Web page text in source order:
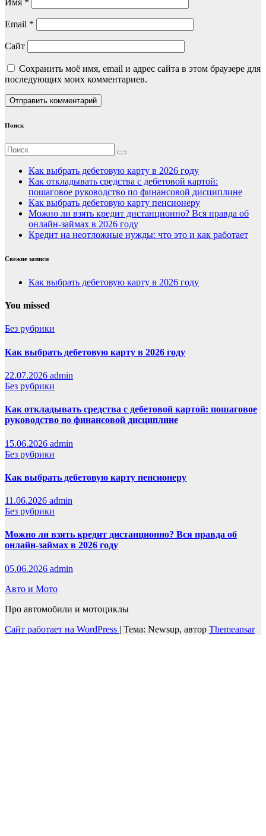
Имя *
Email *
Сайт
Сохранить моё имя, email и адрес сайта в этом браузере для
последующих моих комментариев.
Поиск
Как выбрать дебетовую карту в 2026 году
Как откладывать средства с дебетовой картой:
пошаговое руководство по финансовой дисциплине
Как выбрать дебетовую карту пенсионеру
Можно ли взять кредит дистанционно? Вся правда об
онлайн-займах в 2026 году
Кредит на неотложные нужды: что это и как работает
Свежие записи
Как выбрать дебетовую карту в 2026 году
You missed
Без рубрики
Как выбрать дебетовую карту в 2026 году
22.07.2026 admin
Без рубрики
Как откладывать средства с дебетовой картой: пошаговое
руководство по финансовой дисциплине
15.06.2026 admin
Без рубрики
Как выбрать дебетовую карту пенсионеру
11.06.2026 admin
Без рубрики
Можно ли взять кредит дистанционно? Вся правда об
онлайн-займах в 2026 году
05.06.2026 admin
Авто и Мото
Про автомобили и мотоциклы
Сайт работает на WordPress | Тема: Newsup, автор Themeansar